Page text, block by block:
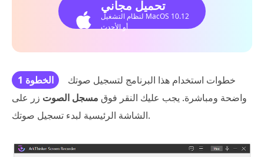
تحميل مجاني
لنظام التشغيل MacOS 10.12
أو الأحدث
الخطوة 1
خطوات استخدام هذا البرنامج لتسجيل صوتك
واضحة ومباشرة. يجب عليك النقر فوق مسجل الصوت زر على
الشاشة الرئيسية لبدء تسجيل صوتك.